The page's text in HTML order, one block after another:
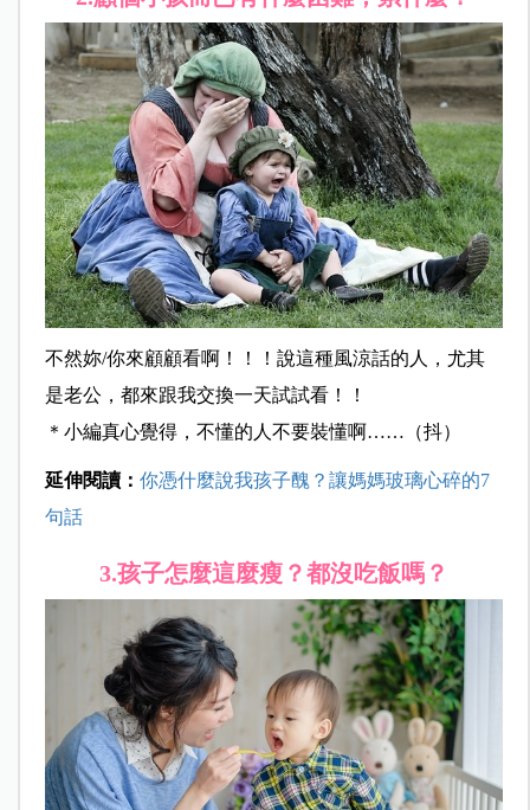
不然妳/你來顧顧看啊！！！說這種風涼話的人，尤其
是老公，都來跟我交換一天試試看！！
＊小編真心覺得，不懂的人不要裝懂啊……（抖）
延伸閱讀： 你憑什麼說我孩子醜？讓媽媽玻璃心碎的7
句話
3.孩子怎麼這麼瘦？都沒吃飯嗎？